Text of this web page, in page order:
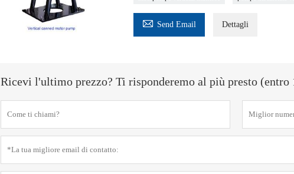
 Send Email Dettagli
Ricevi l'ultimo prezzo? Ti risponderemo al più presto (entro